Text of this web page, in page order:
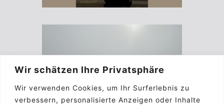
Wir schätzen Ihre Privatsphäre
Wir verwenden Cookies, um Ihr Surferlebnis zu
verbessern, personalisierte Anzeigen oder Inhalte